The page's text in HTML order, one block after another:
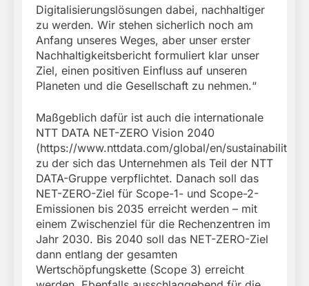
Digitalisierungslösungen dabei, nachhaltiger
zu werden. Wir stehen sicherlich noch am
Anfang unseres Weges, aber unser erster
Nachhaltigkeitsbericht formuliert klar unser
Ziel, einen positiven Einfluss auf unseren
Planeten und die Gesellschaft zu nehmen.“
Maßgeblich dafür ist auch die internationale
NTT DATA NET-ZERO Vision 2040
(https://www.nttdata.com/global/en/sustainability/
zu der sich das Unternehmen als Teil der NTT
DATA-Gruppe verpflichtet. Danach soll das
NET-ZERO-Ziel für Scope-1- und Scope-2-
Emissionen bis 2035 erreicht werden – mit
einem Zwischenziel für die Rechenzentren im
Jahr 2030. Bis 2040 soll das NET-ZERO-Ziel
dann entlang der gesamten
Wertschöpfungskette (Scope 3) erreicht